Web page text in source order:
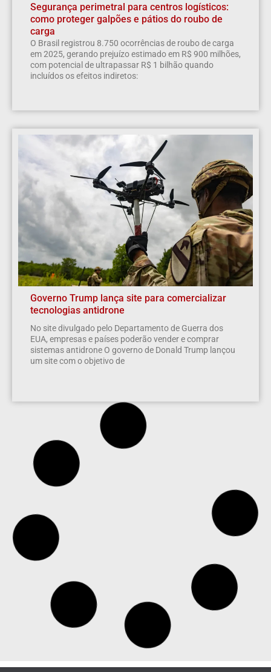
Segurança perimetral para centros logísticos:
como proteger galpões e pátios do roubo de
carga
O Brasil registrou 8.750 ocorrências de roubo de carga
em 2025, gerando prejuízo estimado em R$ 900 milhões,
com potencial de ultrapassar R$ 1 bilhão quando
incluídos os efeitos indiretos:
Governo Trump lança site para comercializar
tecnologias antidrone
No site divulgado pelo Departamento de Guerra dos
EUA, empresas e países poderão vender e comprar
sistemas antidrone O governo de Donald Trump lançou
um site com o objetivo de